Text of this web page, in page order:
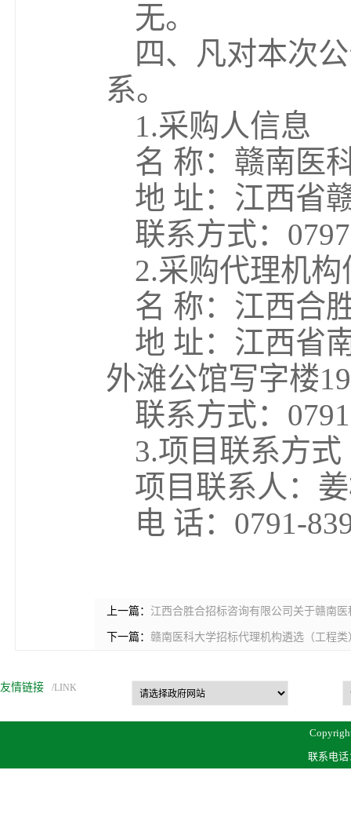
无。
四、凡对本次
系。
1.采购人信息
名 称：赣南医
地 址：江西省
联系方式：
2.采购代理机构
名 称：江西合
地 址：江西省
外滩公馆写字楼
联系方式：
3.项目联系方式
项目联系人：
电 话：0791-
上一篇： 江西合胜合招标咨询有限公司关于赣南
下一篇： 赣南医科大学招标代理机构遴选（工程
友情链接 /LINK
联系电